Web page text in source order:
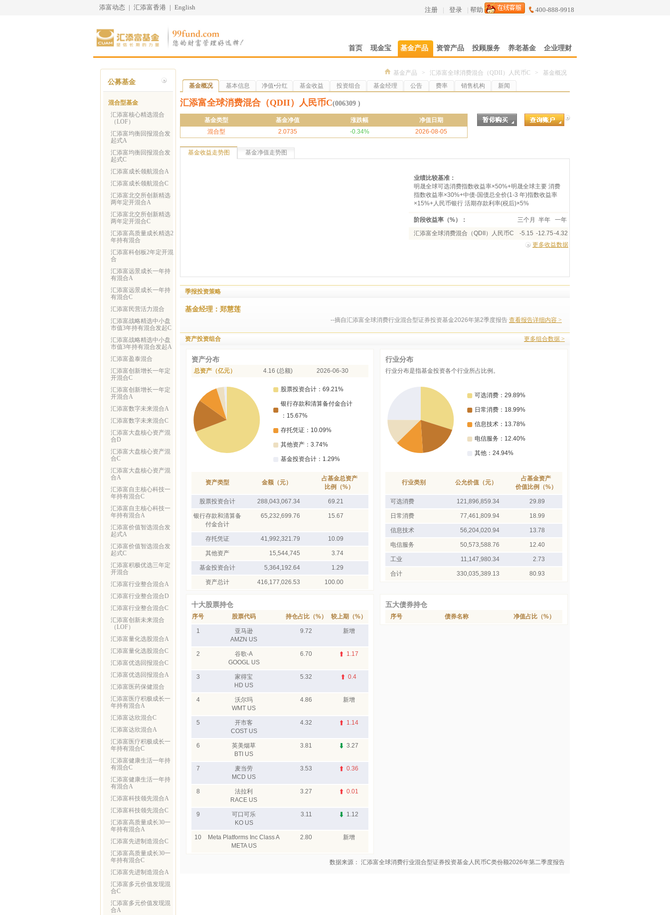
添富动态 | 汇添富香港 | English 注册 | 登录 | 帮助 400-888-9918
首页 现金宝 基金产品 资管产品 投顾服务 养老基金 企业理财
公募基金
混合型基金
汇添富核心精选混合
（LOF）
汇添富均衡回报混合发
起式A
汇添富均衡回报混合发
起式C
汇添富成长领航混合A
汇添富成长领航混合C
汇添富北交所创新精选
两年定开混合A
汇添富北交所创新精选
两年定开混合C
汇添富高质量成长精选2
年持有混合
汇添富科创板2年定开混
合
汇添富远景成长一年持
有混合A
汇添富远景成长一年持
有混合C
汇添富民营活力混合
汇添富战略精选中小盘
市值3年持有混合发起C
汇添富战略精选中小盘
市值3年持有混合发起A
汇添富盈泰混合
汇添富创新增长一年定
开混合C
汇添富创新增长一年定
开混合A
汇添富数字未来混合A
汇添富数字未来混合C
汇添富大盘核心资产混
合D
汇添富大盘核心资产混
合C
汇添富大盘核心资产混
合A
汇添富自主核心科技一
年持有混合C
汇添富自主核心科技一
年持有混合A
汇添富价值智选混合发
起式A
汇添富价值智选混合发
起式C
汇添富积极优选三年定
开混合
汇添富行业整合混合A
汇添富行业整合混合D
汇添富行业整合混合C
汇添富创新未来混合
（LOF）
汇添富量化选股混合A
汇添富量化选股混合C
汇添富优选回报混合C
汇添富优选回报混合A
汇添富医药保健混合
汇添富医疗积极成长一
年持有混合A
汇添富达欣混合C
汇添富达欣混合A
汇添富医疗积极成长一
年持有混合C
汇添富健康生活一年持
有混合C
汇添富健康生活一年持
有混合A
汇添富科技领先混合A
汇添富科技领先混合C
汇添富高质量成长30一
年持有混合A
汇添富先进制造混合C
汇添富高质量成长30一
年持有混合C
汇添富先进制造混合A
汇添富多元价值发现混
合C
汇添富多元价值发现混
合A
基金产品 > 汇添富全球消费混合（QDII）人民币C > 基金概况
基金概况 基本信息 净值•分红 基金收益 投资组合 基金经理 公告 费率 销售机构 新闻
汇添富全球消费混合（QDII）人民币C(006309 )
基金类型 基金净值 涨跌幅
净值日期
混合型
2.0735 -0.34% 2026-08-05
基金收益走势图 基金净值走势图
业绩比较基准：
明晟全球可选消费指数收益率×50%+明晟全球主要 消费
指数收益率×30%+中债-国债总全价(1-3 年)指数收益率
×15%+人民币银行 活期存款利率(税后)×5%
阶段收益率（%）： 三个月 半年 一年
汇添富全球消费混合（QDII）人民币C -5.15 -12.75-4.32
更多收益数据
季报投资策略
基金经理：郑慧莲
--摘自汇添富全球消费行业混合型证券投资基金2026年第2季度报告 查看报告详细内容 >
资产投资组合 更多组合数据 >
资产分布
总资产（亿元） 4.16 (总额) 2026-06-30
资产类型 金额（元）
占基金总资产
比例（%）
股票投资合计 288,043,067.34 69.21
银行存款和清算备
付金合计
65,232,699.76 15.67
存托凭证 41,992,321.79 10.09
其他资产 15,544,745 3.74
基金投资合计 5,364,192.64 1.29
资产总计 416,177,026.53 100.00
行业分布
行业分布是指基金投资各个行业所占比例。
行业类别 公允价值（元）
占基金资产
价值比例（%）
可选消费 121,896,859.34 29.89
日常消费 77,461,809.94 18.99
信息技术 56,204,020.94 13.78
电信服务 50,573,588.76 12.40
工业 11,147,980.34 2.73
合计 330,035,389.13 80.93
十大股票持仓
序号 股票代码 持仓占比（%） 较上期（%）
1
亚马逊
AMZN US
9.72 新增
2
谷歌-A
GOOGL US
6.70 1.17
3
家得宝
HD US
5.32 0.4
4
沃尔玛
WMT US
4.86 新增
5
开市客
COST US
4.32 1.14
6
英美烟草
BTI US
3.81 3.27
7
麦当劳
MCD US
3.53 0.36
8
法拉利
RACE US
3.27 0.01
9
可口可乐
KO US
3.11 1.12
10
Meta Platforms Inc Class A
META US
2.80 新增
五大债券持仓
序号 债券名称 净值占比（%）
数据来源： 汇添富全球消费行业混合型证券投资基金人民币C类份额2026年第二季度报告